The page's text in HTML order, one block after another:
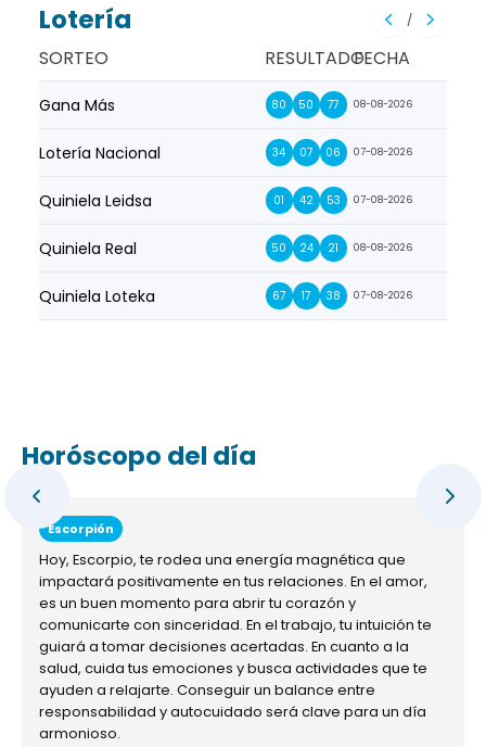
Lotería /
SORTEO RESULTADOFECHA
Gana Más 80 50 77 08-08-2026
Lotería Nacional 34 07 06 07-08-2026
Quiniela Leidsa 01 42 53 07-08-2026
Quiniela Real 50 24 21 08-08-2026
Quiniela Loteka 67 17 38 07-08-2026
Horóscopo del día
Escorpión
Hoy, Escorpio, te rodea una energía magnética que
impactará positivamente en tus relaciones. En el amor,
es un buen momento para abrir tu corazón y
comunicarte con sinceridad. En el trabajo, tu intuición te
guiará a tomar decisiones acertadas. En cuanto a la
salud, cuida tus emociones y busca actividades que te
ayuden a relajarte. Conseguir un balance entre
responsabilidad y autocuidado será clave para un día
armonioso.